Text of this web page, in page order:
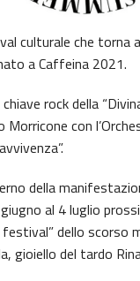
culturale che torna a
a Caffeina 2021.
rock della
con
della
al 4 luglio
dello
gioiello del tardo